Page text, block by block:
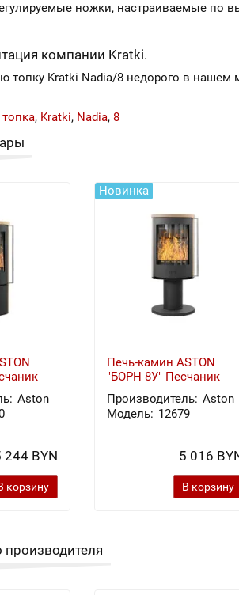
ножки, настраиваемые по
компании Kratki.
топку Kratki Nadia/8 недорого в нашем
топка, Kratki, Nadia, 8
Aston
244 BYN
корзину
Новинка
Печь-камин ASTON
"БОРН 8У" Песчаник
Производитель: Aston
Модель: 12679
5 016
В корзину
производителя